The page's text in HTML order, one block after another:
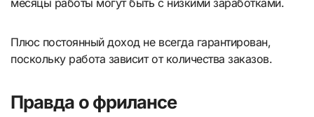
Плюс постоянный доход не всегда гарантирован,
поскольку работа зависит от количества заказов.
Правда о фрилансе